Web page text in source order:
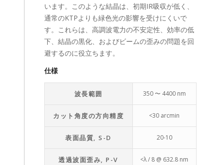
います。このような結晶は、初期IR吸収が低く、
通常のKTPよりも緑色光の影響を受けにくいで
す。これらは、高調波電力の不安定性、効率の低
下、結晶の黒化、およびビームの歪みの問題を回
避するのに役立ちます。
仕様
波長範囲 350 〜 4400 nm
カット角度の方向精度 <30 arcmin
表面品質, S-D 20-10
透過波面歪み, P-V <λ / 8 @ 632.8 nm